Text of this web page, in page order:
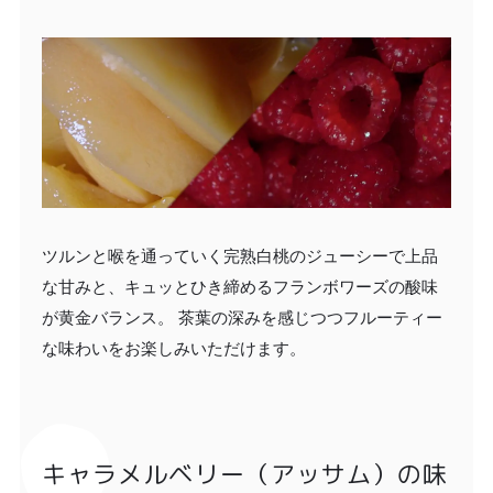
ツルンと喉を通っていく完熟白桃のジューシーで上品
な甘みと、キュッとひき締めるフランボワーズの酸味
が黄金バランス。 茶葉の深みを感じつつフルーティー
な味わいをお楽しみいただけます。
キャラメルベリー（アッサム）の味